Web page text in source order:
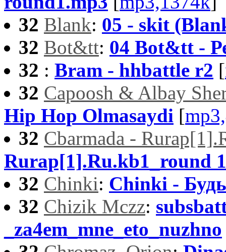
32 Blank: 05 - skit
32 Bot&tt: 04 Bot&tt -
32 : Bram - hhbattle r2 [
32 Capoosh & Albay
Hip Hop Olmasaydi [
32 Cbarmada -
Rurap[1].Ru.kb1_round 1
32 Chinki: Chinki -
32 Chizik Mczz:
_za4em_mne_eto_nuzhno